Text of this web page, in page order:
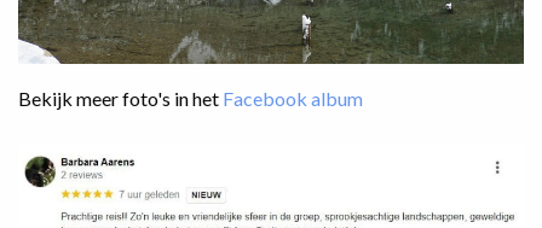
Bekijk meer foto's in het Facebook album